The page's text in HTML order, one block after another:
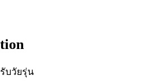
บวัยรุ่น